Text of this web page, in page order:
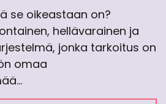
se oikeastaan on?
hellävarainen ja
jonka tarkoitus on
omaa